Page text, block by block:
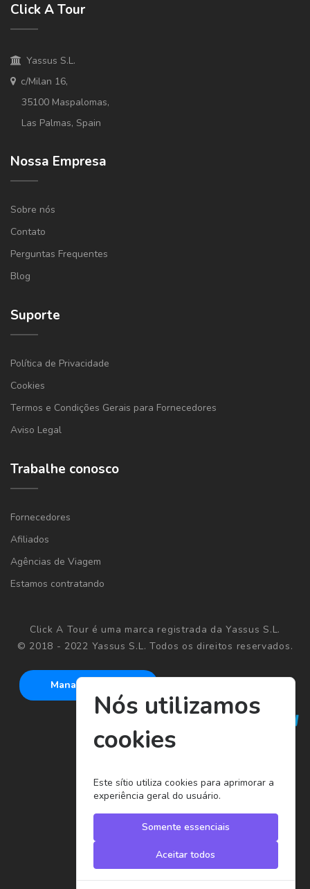
Click A Tour
Yassus S.L.
c/Milan 16,
35100 Maspalomas,
Las Palmas, Spain
Nossa Empresa
Sobre nós
Contato
Perguntas Frequentes
Blog
Suporte
Política de Privacidade
Cookies
Termos e Condições Gerais para Fornecedores
Aviso Legal
Trabalhe conosco
Fornecedores
Afiliados
Agências de Viagem
Estamos contratando
Click A Tour é uma marca registrada da Yassus S.L.
© 2018 - 2022 Yassus S.L. Todos os direitos reservados.
Manage cookies
Nós utilizamos
cookies
Este sítio utiliza cookies para aprimorar a
experiência geral do usuário.
Somente essenciais
Aceitar todos